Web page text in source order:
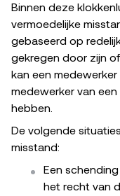
Binnen deze
vermoedelijke
gebaseerd op
gekregen door zijn
kan een medewerker
medewerker van
hebben.
De volgende
misstand:
Een
het recht van